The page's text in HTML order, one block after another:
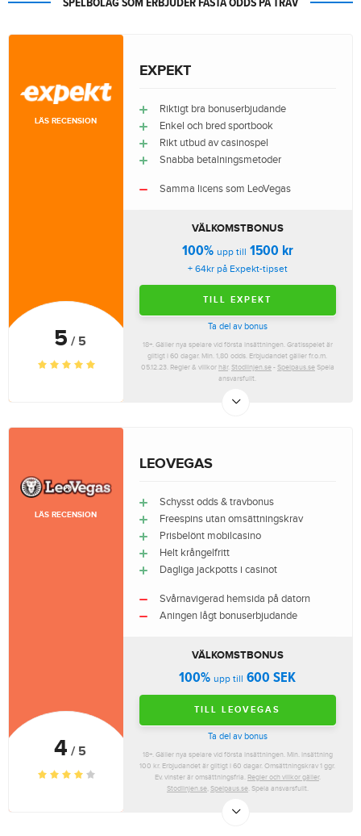
5 / 5
LÄS RECENSION
EXPEKT
Riktigt bra bonuserbjudande
Enkel och bred sportbook
Rikt utbud av casinospel
Snabba betalningsmetoder
Samma licens som LeoVegas
VÄLKOMSTBONUS
100% upp till 1500 kr
+ 64kr på Expekt-tipset
TILL EXPEKT
Ta del av bonus
18+. Gäller nya spelare vid första insättningen. Gratisspelet är
giltigt i 60 dagar. Min. 1,80 odds. Erbjudandet gäller fr.o.m.
05.12.23. Regler & villkor här.Stodlinjen.se-Spelpaus.seSpela
ansvarsfullt.
4 / 5
LÄS RECENSION
LEOVEGAS
Schysst odds & travbonus
Freespins utan omsättningskrav
Prisbelönt mobilcasino
Helt krångelfritt
Dagliga jackpotts i casinot
Svårnavigerad hemsida på datorn
Aningen lågt bonuserbjudande
VÄLKOMSTBONUS
100% upp till 600 SEK
TILL LEOVEGAS
Ta del av bonus
18+. Gäller nya spelare vid första insättningen. Min. insättning
100 kr. Erbjudandet är giltigt i 60 dagar. Omsättningskrav 1 ggr.
Ev. vinster är omsättningsfria. Regler och villkor gäller.
Stodlinjen.se,Spelpaus.se. Spela ansvarsfullt.